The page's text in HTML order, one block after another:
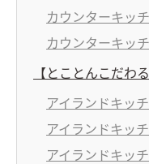
カウンターキッ
カウンターキッ
【とことんこだわ
アイランドキッ
アイランドキッ
アイランドキッ